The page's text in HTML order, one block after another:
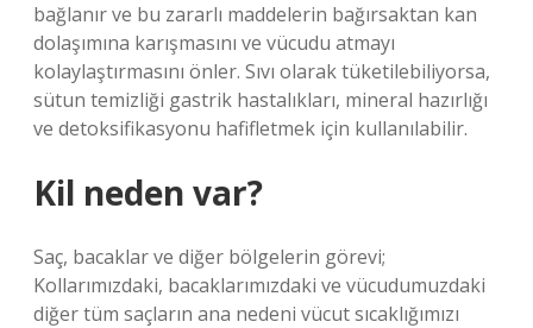
bağlanır ve bu zararlı maddelerin bağırsaktan kan
dolaşımına karışmasını ve vücudu atmayı
kolaylaştırmasını önler. Sıvı olarak tüketilebiliyorsa,
sütun temizliği gastrik hastalıkları, mineral hazırlığı
ve detoksifikasyonu hafifletmek için kullanılabilir.
Kil neden var?
Saç, bacaklar ve diğer bölgelerin görevi;
Kollarımızdaki, bacaklarımızdaki ve vücudumuzdaki
diğer tüm saçların ana nedeni vücut sıcaklığımızı